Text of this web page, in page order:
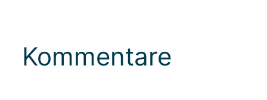
Kommentare